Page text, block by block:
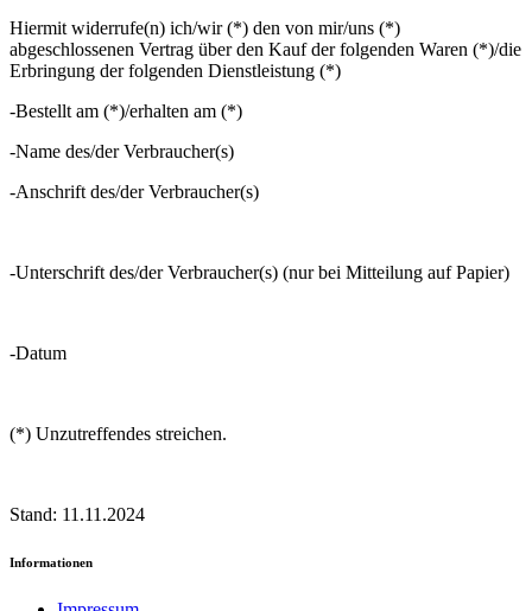
Hiermit widerrufe(n) ich/wir (*) den von mir/uns (*)
abgeschlossenen Vertrag über den Kauf der folgenden Waren (*)/die
Erbringung der folgenden Dienstleistung (*)
-Bestellt am (*)/erhalten am (*)
-Name des/der Verbraucher(s)
-Anschrift des/der Verbraucher(s)
-Unterschrift des/der Verbraucher(s) (nur bei Mitteilung auf Papier)
-Datum
(*) Unzutreffendes streichen.
Stand: 11.11.2024
Informationen